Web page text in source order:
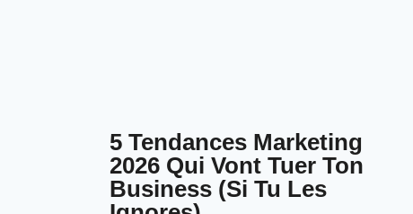
5 Tendances Marketing
2026 Qui Vont Tuer Ton
Business (Si Tu Les